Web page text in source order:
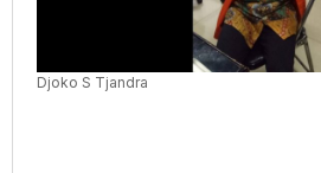
Djoko S Tjandra